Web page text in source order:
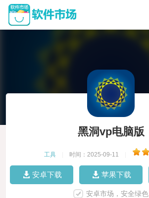
黑洞vp电脑版
工具 时间：2025-09-11
安卓下载 苹果下载
安卓市场，安全绿色